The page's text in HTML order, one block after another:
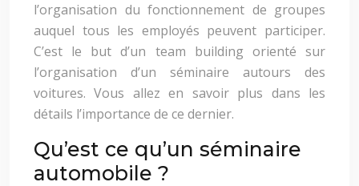
l’organisation du fonctionnement de groupes
auquel tous les employés peuvent participer.
C’est le but d’un team building orienté sur
l’organisation d’un séminaire autours des
voitures. Vous allez en savoir plus dans les
détails l’importance de ce dernier.
Qu’est ce qu’un séminaire
automobile ?